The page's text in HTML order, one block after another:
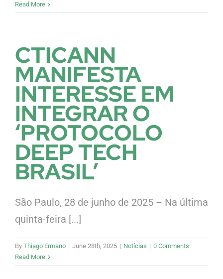
Read More
CTICANN
MANIFESTA
INTERESSE EM
INTEGRAR O
‘PROTOCOLO
DEEP TECH
BRASIL’
São Paulo, 28 de junho de 2025 – Na última
quinta-feira [...]
By Thiago Ermano | June 28th, 2025 | Notícias | 0 Comments
Read More